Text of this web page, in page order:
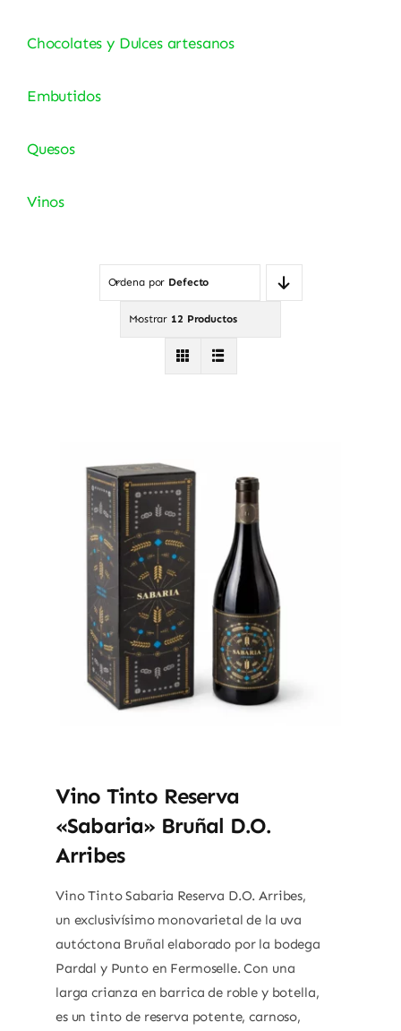
Chocolates y Dulces artesanos
Embutidos
Quesos
Vinos
Ordena por Defecto
Mostrar 12 Productos
Vino Tinto Reserva
«Sabaria» Bruñal D.O.
Arribes
Vino Tinto Sabaria Reserva D.O. Arribes,
un exclusivísimo monovarietal de la uva
autóctona Bruñal elaborado por la bodega
Pardal y Punto en Fermoselle. Con una
larga crianza en barrica de roble y botella,
es un tinto de reserva potente, carnoso,